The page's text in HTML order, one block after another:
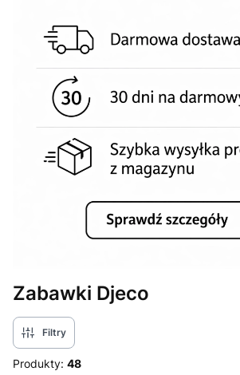
Zabawki Djeco
Filtry
Produkty: 48